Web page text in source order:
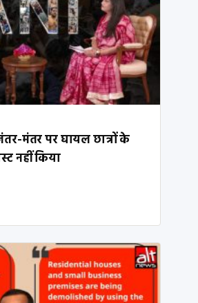
मंतर पर घायल छात्रों के
नहीं किया